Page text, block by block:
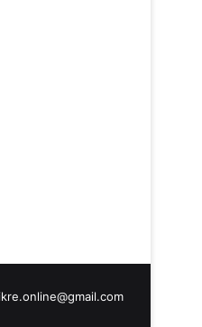
ikre.online@gmail.com